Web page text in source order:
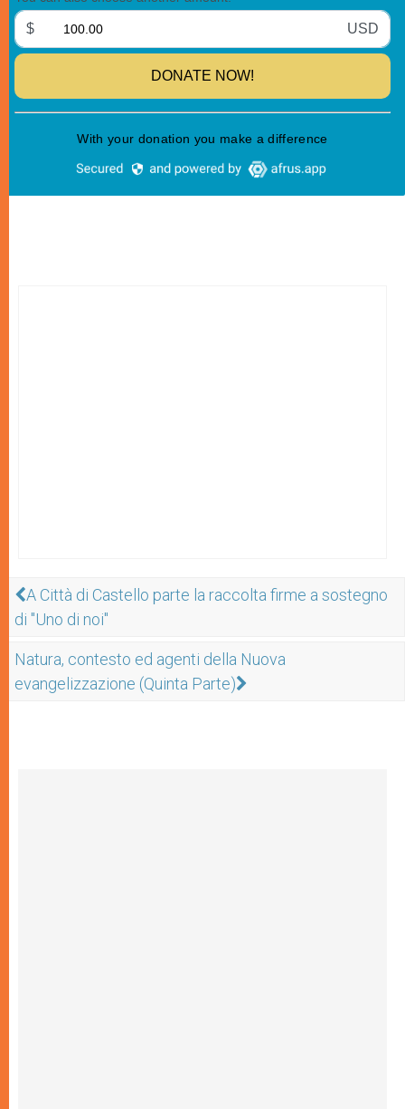
A Città di Castello parte la raccolta firme a sostegno
di "Uno di noi"
Natura, contesto ed agenti della Nuova
evangelizzazione (Quinta Parte)